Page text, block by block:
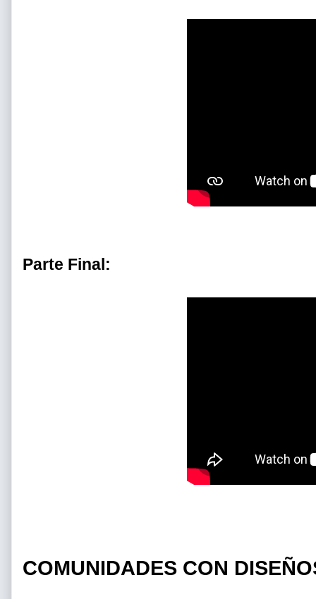
Parte Final:
COMUNIDADES CON